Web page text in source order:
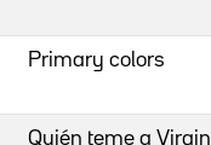
Primary colors
Quién teme a